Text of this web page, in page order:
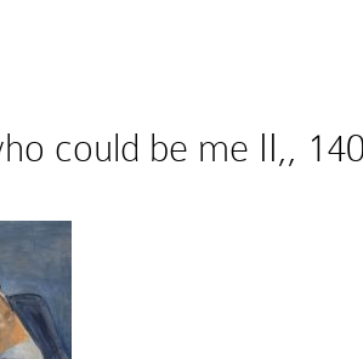
could be me II,,